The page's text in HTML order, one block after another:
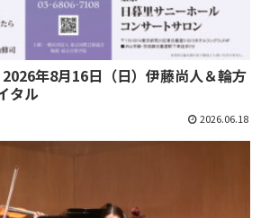
2026年8月16日（日）伊藤尚人＆輪方
タル
2026.06.18